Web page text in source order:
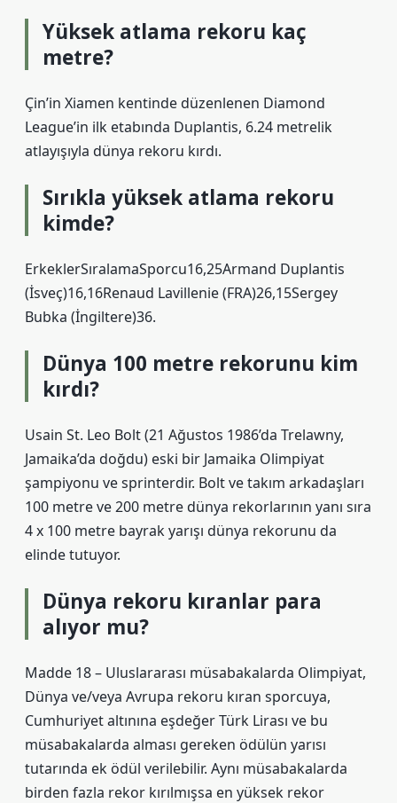
Yüksek atlama rekoru kaç
metre?
Çin’in Xiamen kentinde düzenlenen Diamond
League’in ilk etabında Duplantis, 6.24 metrelik
atlayışıyla dünya rekoru kırdı.
Sırıkla yüksek atlama rekoru
kimde?
ErkeklerSıralamaSporcu16,25Armand Duplantis
(İsveç)16,16Renaud Lavillenie (FRA)26,15Sergey
Bubka (İngiltere)36.
Dünya 100 metre rekorunu kim
kırdı?
Usain St. Leo Bolt (21 Ağustos 1986’da Trelawny,
Jamaika’da doğdu) eski bir Jamaika Olimpiyat
şampiyonu ve sprinterdir. Bolt ve takım arkadaşları
100 metre ve 200 metre dünya rekorlarının yanı sıra
4 x 100 metre bayrak yarışı dünya rekorunu da
elinde tutuyor.
Dünya rekoru kıranlar para
alıyor mu?
Madde 18 – Uluslararası müsabakalarda Olimpiyat,
Dünya ve/veya Avrupa rekoru kıran sporcuya,
Cumhuriyet altınına eşdeğer Türk Lirası ve bu
müsabakalarda alması gereken ödülün yarısı
tutarında ek ödül verilebilir. Aynı müsabakalarda
birden fazla rekor kırılmışsa en yüksek rekor